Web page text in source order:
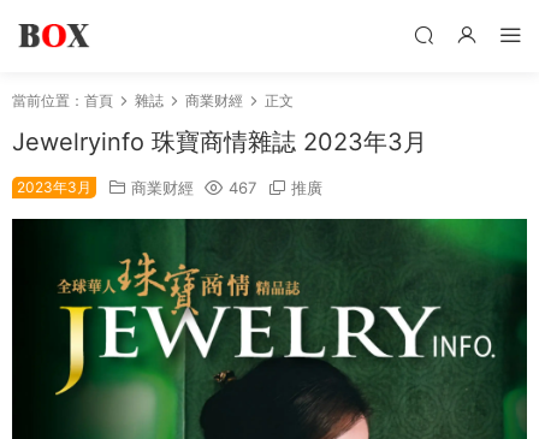
當前位置： 首頁 雜誌 商業财經 正文
Jewelryinfo 珠寶商情雜誌 2023年3月
2023年3月 商業财經 467 推廣